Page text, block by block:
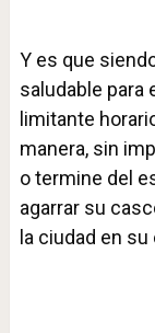
Y es que
saludable para
limitante
manera, sin
o termine del
agarrar su
la ciudad en